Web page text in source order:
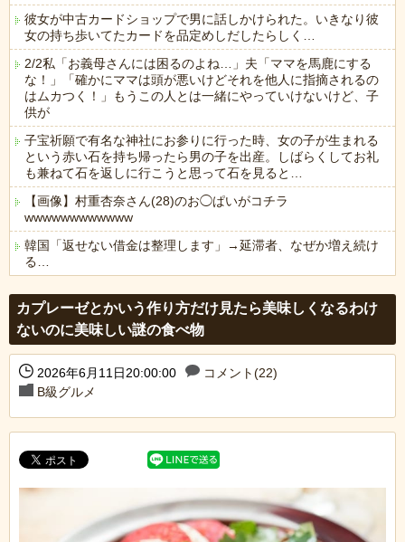
彼女が中古カードショップで男に話しかけられた。いきなり彼
女の持ち歩いてたカードを品定めしだしたらしく…
2/2私「お義母さんには困るのよね…」夫「ママを馬鹿にする
な！」「確かにママは頭が悪いけどそれを他人に指摘されるの
はムカつく！」もうこの人とは一緒にやっていけないけど、子
供が
子宝祈願で有名な神社にお参りに行った時、女の子が生まれる
という赤い石を持ち帰ったら男の子を出産。しばらくしてお礼
も兼ねて石を返しに行こうと思って石を見ると…
【画像】村重杏奈さん(28)のお◯ぱいがコチラ
wwwwwwwwwwww
韓国「返せない借金は整理します」→延滞者、なぜか増え続け
る…
カプレーゼとかいう作り方だけ見たら美味しくなるわけ
ないのに美味しい謎の食べ物
2026年6月11日20:00:00
コメント(22)
B級グルメ